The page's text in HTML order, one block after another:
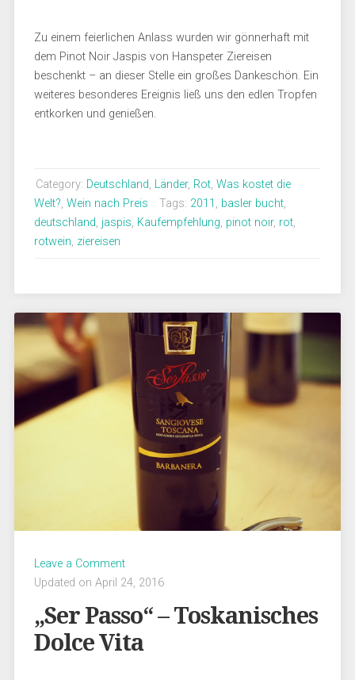
Zu einem feierlichen Anlass wurden wir gönnerhaft mit
dem Pinot Noir Jaspis von Hanspeter Ziereisen
beschenkt – an dieser Stelle ein großes Dankeschön. Ein
weiteres besonderes Ereignis ließ uns den edlen Tropfen
entkorken und genießen.
Category: Deutschland, Länder, Rot, Was kostet die
Welt?, Wein nach Preis Tags: 2011 , basler bucht,
deutschland, jaspis, Kaufempfehlung, pinot noir, rot,
rotwein, ziereisen
Leave a Comment
Updated on April 24, 2016
„Ser Passo“ – Toskanisches
Dolce Vita